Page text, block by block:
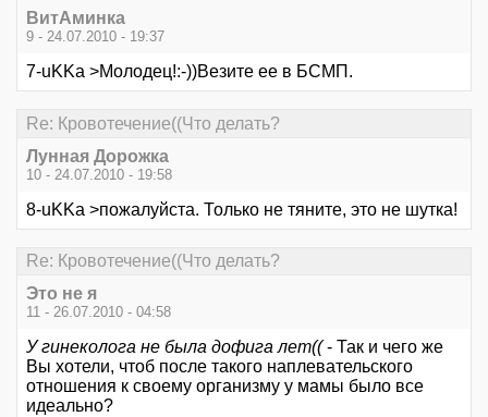
ВитАминка
9 - 24.07.2010 - 19:37
7-uKKa >Молодец!:-))Везите ее в БСМП.
Re: Кровотечение((Что делать?
Лунная Дорожка
10 - 24.07.2010 - 19:58
8-uKKa >пожалуйста. Только не тяните, это не шутка!
Re: Кровотечение((Что делать?
Это не я
11 - 26.07.2010 - 04:58
У гинеколога не была дофига лет((- Так и чего же
Вы хотели, чтоб после такого наплевательского
отношения к своему организму у мамы было все
идеально?